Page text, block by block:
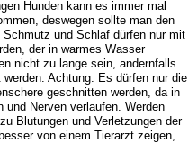
Hunden kann es immer mal
deswegen sollte man den
und Schlaf dürfen nur mit
der in warmes Wasser
nicht zu lange sein, andernfalls
Achtung: Es dürfen nur die
geschnitten werden, da in
und Nerven verlaufen. Werden
Blutungen und Verletzungen der
von einem Tierarzt zeigen,